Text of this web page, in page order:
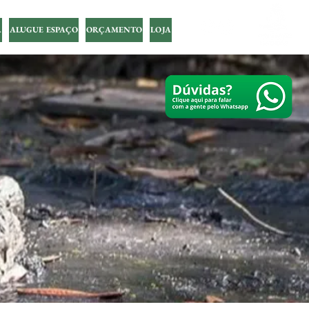
ALUGUE ESPAÇO ORÇAMENTO LOJA